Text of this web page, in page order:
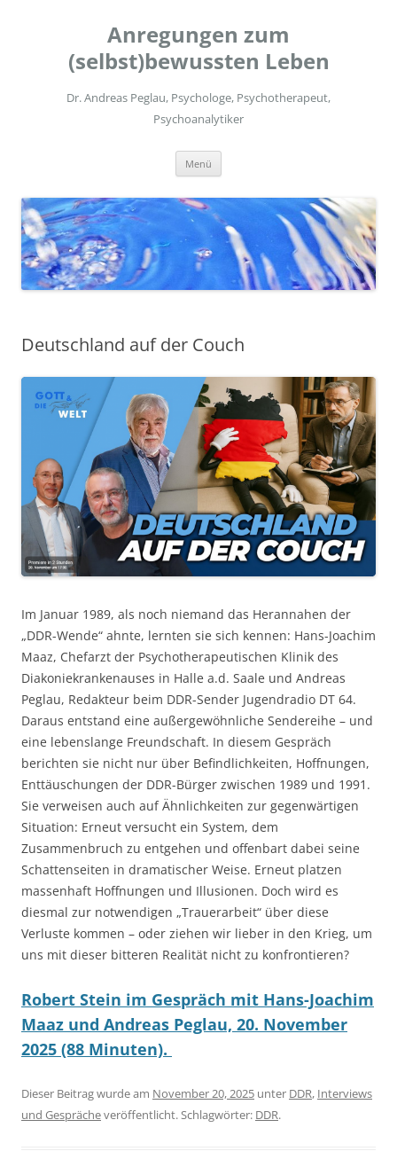
Anregungen zum
(selbst)bewussten Leben
Dr. Andreas Peglau, Psychologe, Psychotherapeut,
Psychoanalytiker
Menü
Deutschland auf der Couch
Im Januar 1989, als noch niemand das Herannahen der
„DDR-Wende“ ahnte, lernten sie sich kennen: Hans-Joachim
Maaz, Chefarzt der Psychotherapeutischen Klinik des
Diakoniekrankenauses in Halle a.d. Saale und Andreas
Peglau, Redakteur beim DDR-Sender Jugendradio DT 64.
Daraus entstand eine außergewöhnliche Sendereihe – und
eine lebenslange Freundschaft. In diesem Gespräch
berichten sie nicht nur über Befindlichkeiten, Hoffnungen,
Enttäuschungen der DDR-Bürger zwischen 1989 und 1991.
Sie verweisen auch auf Ähnlichkeiten zur gegenwärtigen
Situation: Erneut versucht ein System, dem
Zusammenbruch zu entgehen und offenbart dabei seine
Schattenseiten in dramatischer Weise. Erneut platzen
massenhaft Hoffnungen und Illusionen. Doch wird es
diesmal zur notwendigen „Trauerarbeit“ über diese
Verluste kommen – oder ziehen wir lieber in den Krieg, um
uns mit dieser bitteren Realität nicht zu konfrontieren?
Robert Stein im Gespräch mit Hans-Joachim
Maaz und Andreas Peglau, 20. November
2025 (88 Minuten).
Dieser Beitrag wurde am November 20, 2025 unter DDR, Interviews
und Gesprächeveröffentlicht. Schlagwörter: DDR.